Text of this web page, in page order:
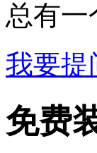
总有一
我要提
免费